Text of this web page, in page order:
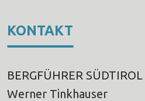
KONTAKT
BERGFÜHRER SÜDTIROL
Werner Tinkhauser